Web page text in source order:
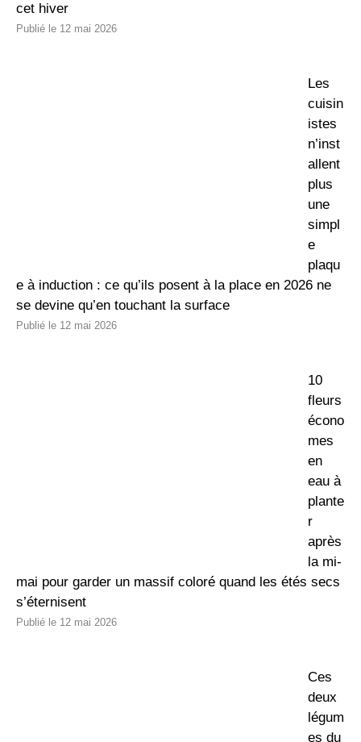
cet hiver
12 mai 2026
Les
cuisin
istes
n’inst
allent
plus
une
simpl
e
plaqu
e à induction : ce qu’ils posent à la place en 2026 ne
se devine qu’en touchant la surface
12 mai 2026
10
fleurs
écono
mes
en
eau à
plante
r
après
la mi-
mai pour garder un massif coloré quand les étés secs
s’éternisent
12 mai 2026
Ces
deux
légum
es du